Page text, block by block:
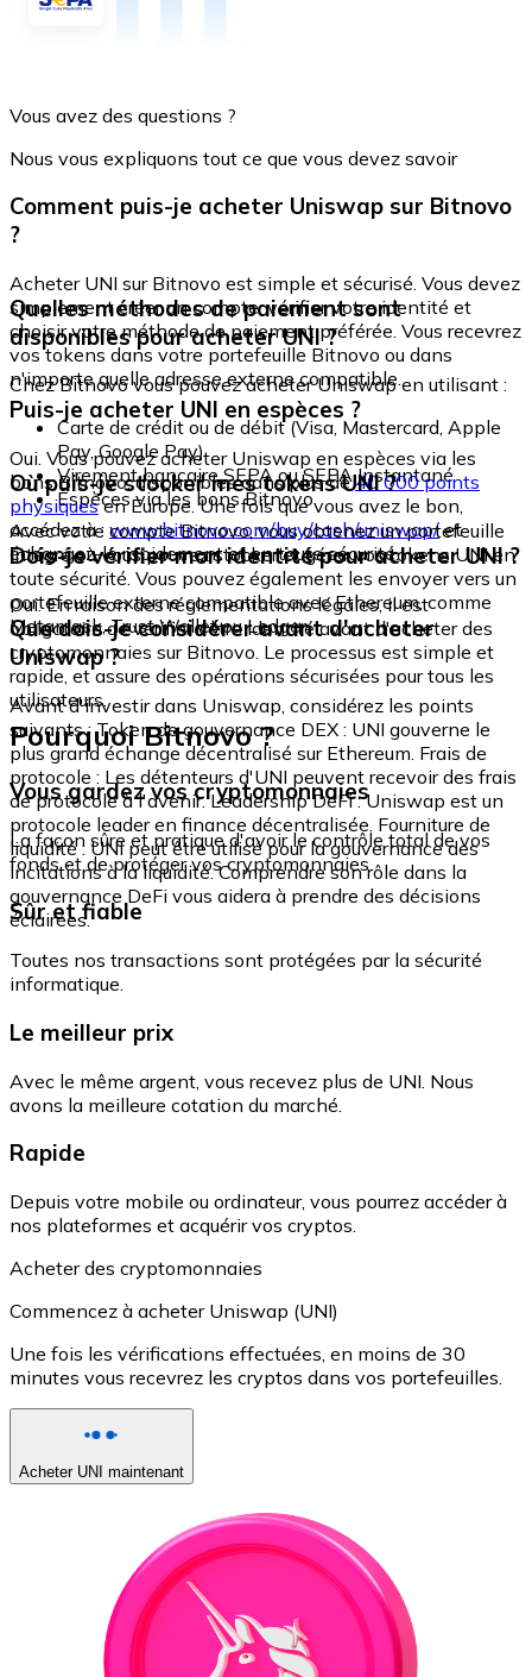
Vous avez des questions ?
Nous vous expliquons tout ce que vous devez savoir
Comment puis-je acheter Uniswap sur Bitnovo
?
Acheter UNI sur Bitnovo est simple et sécurisé. Vous devez
simplement créer un compte, vérifier votre identité et
choisir votre méthode de paiement préférée. Vous recevrez
vos tokens dans votre portefeuille Bitnovo ou dans
n'importe quelle adresse externe compatible.
Quelles méthodes de paiement sont
disponibles pour acheter UNI ?
Chez Bitnovo vous pouvez acheter Uniswap en utilisant :
Carte de crédit ou de débit (Visa, Mastercard, Apple
Pay, Google Pay)
Virement bancaire SEPA ou SEPA Instantané
Espèces via les bons Bitnovo
Puis-je acheter UNI en espèces ?
Oui. Vous pouvez acheter Uniswap en espèces via les
bons Bitnovo, disponibles dans plus de40 000 points
physiquesen Europe. Une fois que vous avez le bon,
accédez à : www.bitnovo.com/buy/cash/uniswap/et
échangez-le rapidement et en toute sécurité.
Où puis-je stocker mes tokens UNI ?
Avec votre compte Bitnovo, vous obtenez un portefeuille
intégré où vous pouvez stocker et gérer vos tokens UNI en
toute sécurité. Vous pouvez également les envoyer vers un
portefeuille externe compatible avec Ethereum, comme
Metamask, Trust Wallet ou Ledger.
Dois-je vérifier mon identité pour acheter UNI ?
Oui. En raison des réglementations légales, il est
obligatoire de vérifier votre identité avant d'acheter des
cryptomonnaies sur Bitnovo. Le processus est simple et
rapide, et assure des opérations sécurisées pour tous les
utilisateurs.
Que dois-je considérer avant d'acheter
Uniswap ?
Avant d'investir dans Uniswap, considérez les points
suivants : Token de gouvernance DEX : UNI gouverne le
plus grand échange décentralisé sur Ethereum. Frais de
protocole : Les détenteurs d'UNI peuvent recevoir des frais
de protocole à l'avenir. Leadership DeFi : Uniswap est un
protocole leader en finance décentralisée. Fourniture de
liquidité : UNI peut être utilisé pour la gouvernance des
incitations à la liquidité. Comprendre son rôle dans la
gouvernance DeFi vous aidera à prendre des décisions
éclairées.
Pourquoi Bitnovo ?
Vous gardez vos cryptomonnaies
La façon sûre et pratique d'avoir le contrôle total de vos
fonds et de protéger vos cryptomonnaies.
Sûr et fiable
Toutes nos transactions sont protégées par la sécurité
informatique.
Le meilleur prix
Avec le même argent, vous recevez plus de UNI. Nous
avons la meilleure cotation du marché.
Rapide
Depuis votre mobile ou ordinateur, vous pourrez accéder à
nos plateformes et acquérir vos cryptos.
Acheter des cryptomonnaies
Commencez à acheter Uniswap (UNI)
Une fois les vérifications effectuées, en moins de 30
minutes vous recevrez les cryptos dans vos portefeuilles.
Acheter UNI maintenant